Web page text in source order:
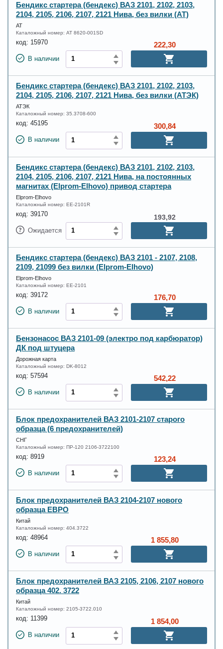
Бендикс стартера (бендекс) ВАЗ 2101, 2102, 2103,
2104, 2105, 2106, 2107, 2121 Нива, без вилки (АТ)
АТ
Каталожный номер: AT 8620-001SD
код: 15970
В наличии
222,30
Бендикс стартера (бендекс) ВАЗ 2101, 2102, 2103,
2104, 2105, 2106, 2107, 2121 Нива, без вилки (АТЭК)
АТЭК
Каталожный номер: 35.3708-600
код: 45195
В наличии
300,84
Бендикс стартера (бендекс) ВАЗ 2101, 2102, 2103,
2104, 2105, 2106, 2107, 2121 Нива, на постоянных
магнитах (Elprom-Elhovo) привод стартера
Elprom-Elhovo
Каталожный номер: EE-2101R
код: 39170
Ожидается
193,92
Бендикс стартера (бендекс) ВАЗ 2101 - 2107, 2108,
2109, 21099 без вилки (Elprom-Elhovo)
Elprom-Elhovo
Каталожный номер: EE-2101
код: 39172
В наличии
176,70
Бензонасос ВАЗ 2101-09 (электро под карбюратор)
ДК под штуцера
Дорожная карта
Каталожный номер: DK-8012
код: 57594
В наличии
542,22
Блок предохранителей ВАЗ 2101-2107 старого
образца (6 предохранителей)
СНГ
Каталожный номер: ПР-120 2106-3722100
код: 8919
В наличии
123,24
Блок предохранителей ВАЗ 2104-2107 нового
образца ЕВРО
Китай
Каталожный номер: 404.3722
код: 48964
В наличии
1 855,80
Блок предохранителей ВАЗ 2105, 2106, 2107 нового
образца 402. 3722
Китай
Каталожный номер: 2105-3722.010
код: 11399
В наличии
1 854,00